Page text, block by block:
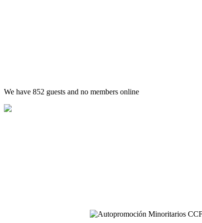
We have 852 guests and no members online